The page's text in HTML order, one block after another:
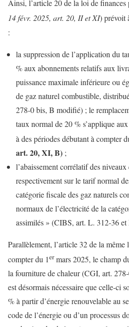
Ainsi, l’article 20 de la loi de finances
14 févr. 2025, art. 20, II et XI) prévoit
:
la suppression de l’application du
% aux abonnements relatifs aux
puissance maximale inférieure ou
de gaz naturel combustible,
278-0 bis, B modifié) ; le
taux normal de 20 % s’applique
à des périodes débutant à compter
art. 20, XI, B) ;
l’abaissement corrélatif des niveaux
respectivement sur le tarif normal
catégorie fiscale des gaz naturels
normaux de l’électricité de la
assimilés » (CIBS, art. L. 312-36
Parallèlement, l’article 32 de la même
compter du 1ermars 2025, le champ
la fourniture de chaleur (CGI, art.
est désormais nécessaire que celle-ci
% à partir d’énergie renouvelable au
code de l’énergie ou d’un processus